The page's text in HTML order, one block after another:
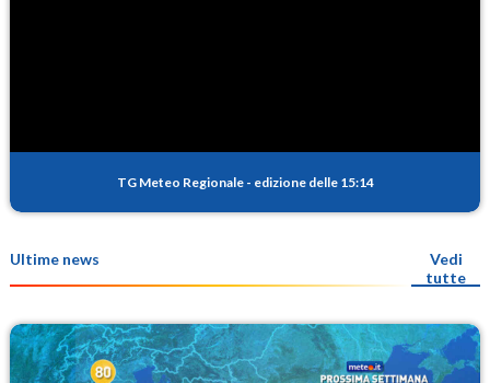
TG Meteo Regionale - edizione delle 15:14
Ultime news
Vedi
tutte